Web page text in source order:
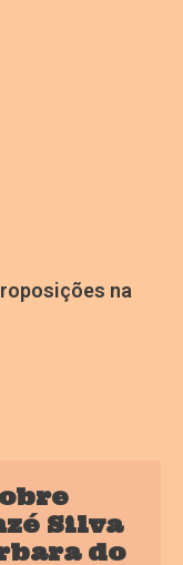
na
Silva
do